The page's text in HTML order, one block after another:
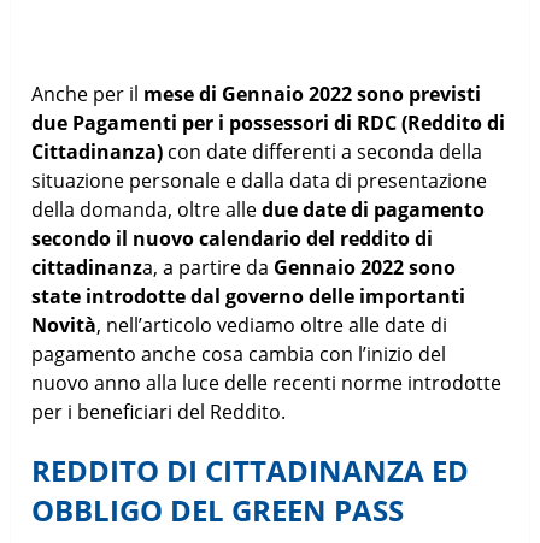
Anche per il mese di Gennaio 2022 sono previsti
due Pagamenti per i possessori di RDC (Reddito di
Cittadinanza) con date differenti a seconda della
situazione personale e dalla data di presentazione
della domanda, oltre alledue date di pagamento
secondo il nuovo calendario del reddito di
cittadinanza, a partire da Gennaio 2022 sono
state introdotte dal governo delle importanti
Novità, nell’articolo vediamo oltre alle date di
pagamento anche cosa cambia con l’inizio del
nuovo anno alla luce delle recenti norme introdotte
per i beneficiari del Reddito.
REDDITO DI CITTADINANZA ED
OBBLIGO DEL GREEN PASS